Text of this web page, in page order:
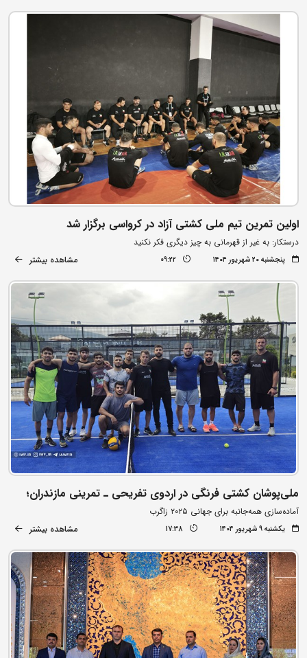
اولین تمرین تیم ملی کشتی آزاد در کرواسی برگزار شد
درستکار: به غیر از قهرمانی به چیز دیگری فکر نکنید
پنجشنبه ۲۰ شهریور ۱۴۰۴ 09:22 مشاهده بیشتر
ملی‌پوشان کشتی فرنگی در اردوی تفریحی ـ تمرینی مازندران؛
آماده‌سازی همه‌جانبه برای جهانی ۲۰۲۵ زاگرب
یکشنبه ۹ شهریور ۱۴۰۴ 17:38 مشاهده بیشتر